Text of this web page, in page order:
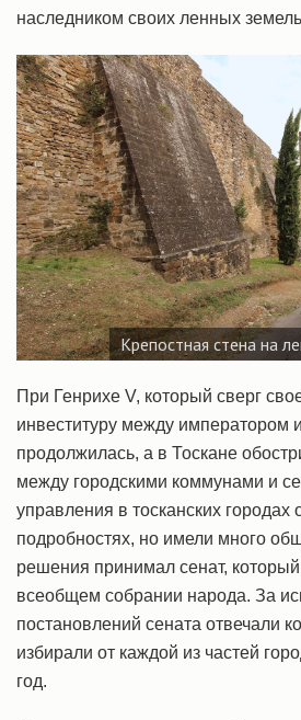
наследником своих ленных
Крепостная стена на
При Генрихе V, который сверг
инвеституру между императором
продолжилась, а в Тоскане
между городскими коммунами и
управления в тосканских городах
подробностях, но имели много
решения принимал сенат,
всеобщем собрании народа. За
постановлений сената отвечали
избирали от каждой из частей
год.